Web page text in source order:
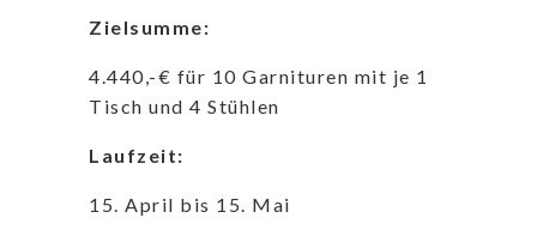
Zielsumme:
4.440,-€ für 10 Garnituren mit je 1
Tisch und 4 Stühlen
Laufzeit:
15. April bis 15. Mai